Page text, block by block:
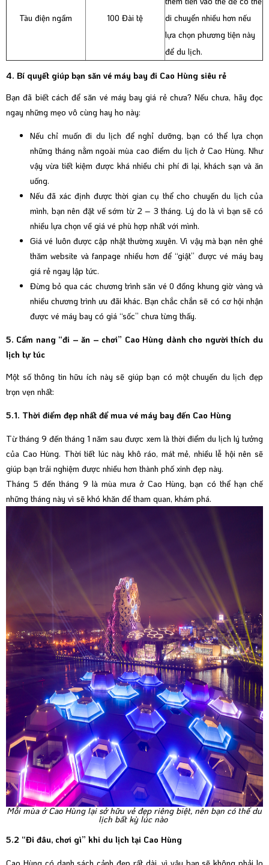
Tàu điện ngầm 100 Đài tệ
di chuyển nhiều hơn nếu
lựa chọn phương tiện này
để du lịch.
4. Bí quyết giúp bạn săn vé máy bay đi Cao Hùng siêu rẻ
Bạn đã biết cách để săn vé máy bay giá rẻ chưa? Nếu chưa, hãy đọc
ngay những mẹo vô cùng hay ho này:
Nếu chỉ muốn đi du lịch để nghỉ dưỡng, bạn có thể lựa chọn
những tháng nằm ngoài mùa cao điểm du lịch ở Cao Hùng. Như
vậy vừa tiết kiệm được khá nhiều chi phí đi lại, khách sạn và ăn
uống.
Nếu đã xác định được thời gian cụ thể cho chuyến du lịch của
mình, bạn nên đặt vế sớm từ 2 – 3 tháng. Lý do là vì bạn sẽ có
nhiều lựa chọn về giá vé phù hợp nhất với mình.
Giá vé luôn được cập nhật thường xuyên. Vì vậy mà bạn nên ghé
thăm website và fanpage nhiều hơn để “giật” được vé máy bay
giá rẻ ngay lập tức.
Đừng bỏ qua các chương trình săn vé 0 đồng khung giờ vàng và
nhiều chương trình ưu đãi khác. Bạn chắc chắn sẽ có cơ hội nhận
được vé máy bay có giá “sốc” chưa từng thấy.
5. Cẩm nang “đi – ăn – chơi” Cao Hùng dành cho người thích du
lịch tự túc
Một số thông tin hữu ích này sẽ giúp bạn có một chuyến du lịch đẹp
trọn vẹn nhất:
5.1. Thời điểm đẹp nhất để mua vé máy bay đến Cao Hùng
Từ tháng 9 đến tháng 1 năm sau được xem là thời điểm du lịch lý tưởng
của Cao Hùng. Thời tiết lúc này khô ráo, mát mẻ, nhiều lễ hội nên sẽ
giúp bạn trải nghiệm được nhiều hơn thành phố xinh đẹp này.
Tháng 5 đến tháng 9 là mùa mưa ở Cao Hùng, bạn có thể hạn chế
những tháng này vì sẽ khó khăn để tham quan, khám phá.
Mỗi mùa ở Cao Hùng lại sở hữu vẻ đẹp riêng biệt, nên bạn có thể du
lịch bất kỳ lúc nào
5.2 “Đi đâu, chơi gì” khi du lịch tại Cao Hùng